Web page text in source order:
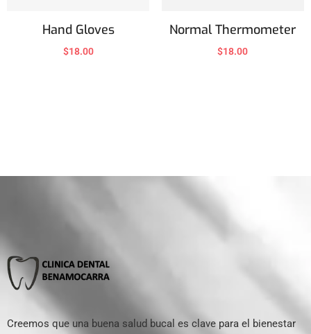
Hand Gloves
$18.00
Normal Thermometer
$18.00
Creemos que una buena salud bucal es clave para el bienestar